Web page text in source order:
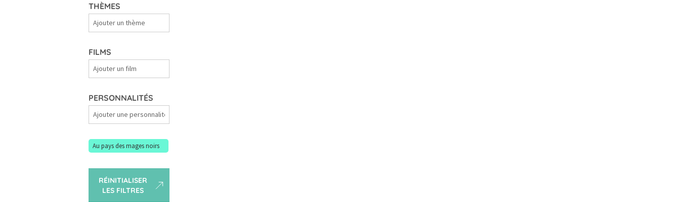
THÈMES
FILMS
PERSONNALITÉS
Au pays des mages noirs
RÉINITIALISER
LES FILTRES